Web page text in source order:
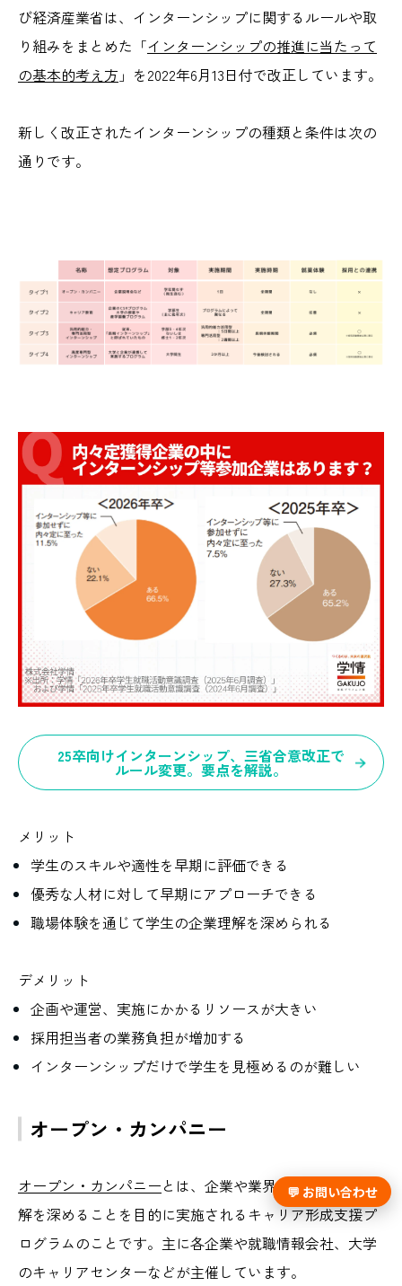
び経済産業省は、インターンシップに関するルールや取
り組みをまとめた「インターンシップの推進に当たって
の基本的考え方 」を2022年6月13日付で改正しています。
新しく改正されたインターンシップの種類と条件は次の
通りです。
25卒向けインターンシップ、三省合意改正で
ルール変更。要点を解説。
メリット
学生のスキルや適性を早期に評価できる
優秀な人材に対して早期にアプローチできる
職場体験を通じて学生の企業理解を深められる
デメリット
企画や運営、実施にかかるリソースが大きい
採用担当者の業務負担が増加する
インターンシップだけで学生を見極めるのが難しい
オープン・カンパニー
オープン・カンパニーとは、企業や業界、職種などの理
解を深めることを目的に実施されるキャリア形成支援プ
ログラムのことです。主に各企業や就職情報会社、大学
のキャリアセンターなどが主催しています。
💬 お問い合わせ